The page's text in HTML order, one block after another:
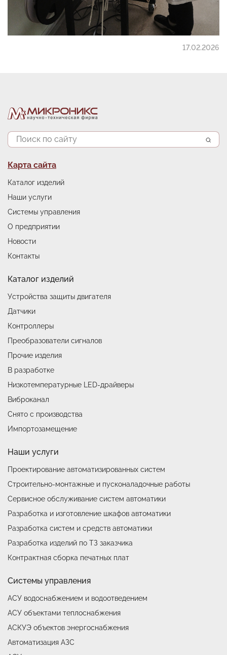
17.02.2026
Поиск
Подвал
Карта сайта
Каталог изделий
Наши услуги
Системы управления
О предприятии
Новости
Контакты
Каталог изделий
Устройства защиты двигателя
Датчики
Контроллеры
Преобразователи сигналов
Прочие изделия
В разработке
Низкотемпературные LED-драйверы
Виброканал
Снято с производства
Импортозамещение
Наши услуги
Проектирование автоматизированных систем
Строительно-монтажные и пусконаладочные работы
Сервисное обслуживание систем автоматики
Разработка и изготовление шкафов автоматики
Разработка систем и средств автоматики
Разработка изделий по ТЗ заказчика
Контрактная сборка печатных плат
Системы управления
АСУ водоснабжением и водоотведением
АСУ объектами теплоснабжения
АСКУЭ объектов энергоснабжения
Автоматизация АЗС